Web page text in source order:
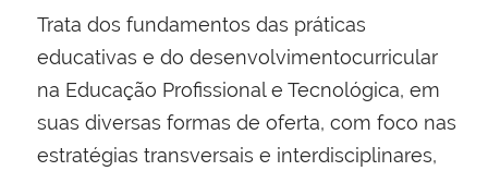
Trata dos fundamentos das práticas
educativas e do desenvolvimentocurricular
na Educação Profissional e Tecnológica, em
suas diversas formas de oferta, com foco nas
estratégias transversais e interdisciplinares,